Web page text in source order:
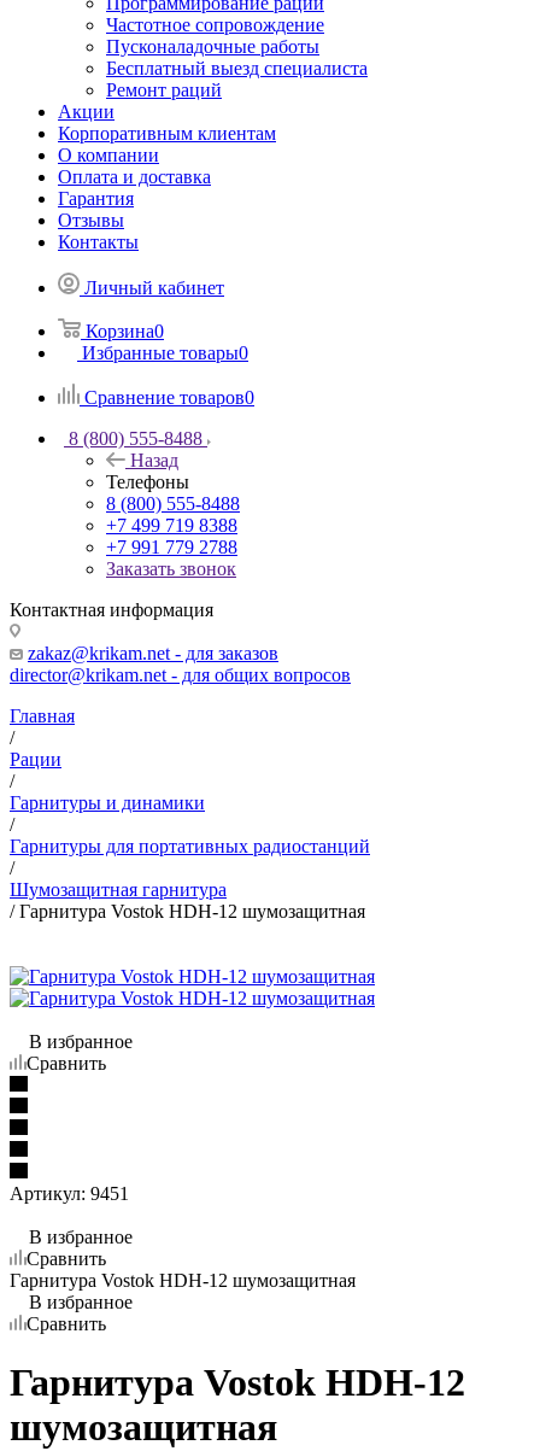
Частотное сопровождение
Пусконаладочные работы
Бесплатный выезд специалиста
Ремонт раций
Акции
Корпоративным клиентам
О компании
Оплата и доставка
Гарантия
Отзывы
Контакты
Личный кабинет
Корзина0
Избранные товары0
Сравнение товаров0
8 (800) 555-8488
Назад
Телефоны
8 (800) 555-8488
+7 499 719 8388
+7 991 779 2788
Заказать звонок
Контактная информация
zakaz@krikam.net - для заказов
director@krikam.net - для общих вопросов
Главная
/
Рации
/
Гарнитуры и динамики
/
Гарнитуры для портативных радиостанций
/
Шумозащитная гарнитура
/Гарнитура Vostok HDH-12 шумозащитная
В избранное
Сравнить
Артикул: 9451
В избранное
Сравнить
Гарнитура Vostok HDH-12 шумозащитная
В избранное
Сравнить
Гарнитура Vostok HDH-12
шумозащитная